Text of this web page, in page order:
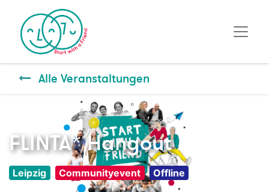
Alle Veranstaltungen
FLINTA* Hangout
Leipzig Communityevent Offline